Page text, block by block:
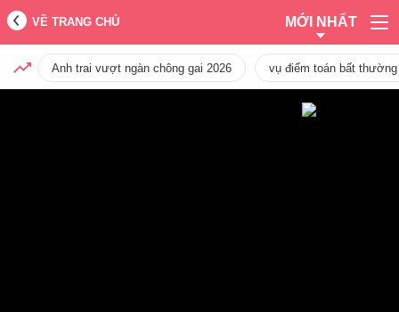
VỀ TRANG CHỦ MỚI NHẤT
Anh trai vượt ngàn chông gai 2026 vụ điểm toán bất